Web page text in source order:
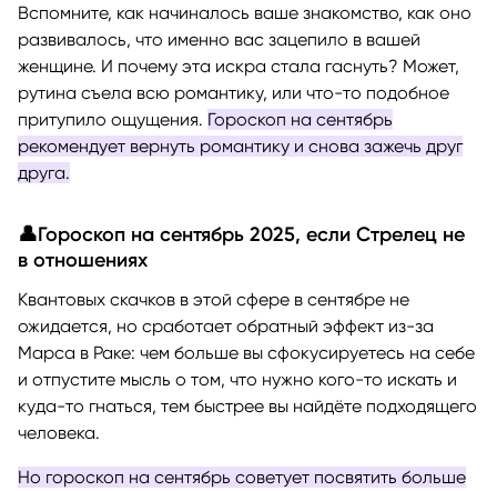
Вспомните, как начиналось ваше знакомство, как оно
развивалось, что именно вас зацепило в вашей
женщине. И почему эта искра стала гаснуть? Может,
рутина съела всю романтику, или что-то подобное
притупило ощущения. Гороскоп на сентябрь
рекомендует вернуть романтику и снова зажечь друг
друга.
👤Гороскоп на сентябрь 2025, если Стрелец не
в отношениях
Квантовых скачков в этой сфере в сентябре не
ожидается, но сработает обратный эффект из-за
Марса в Раке: чем больше вы сфокусируетесь на себе
и отпустите мысль о том, что нужно кого-то искать и
куда-то гнаться, тем быстрее вы найдёте подходящего
человека.
Но гороскоп на сентябрь советует посвятить больше